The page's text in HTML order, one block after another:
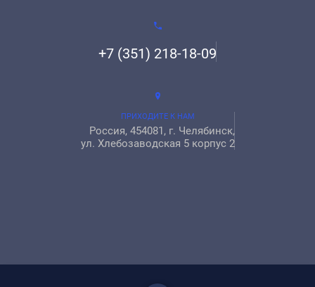
+7 (351) 218-18-09
ПРИХОДИТЕ К НАМ
Россия, 454081, г. Челябинск,
ул. Хлебозаводская 5 корпус 2